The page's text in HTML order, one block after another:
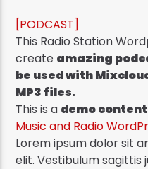
[PODCAST]
This Radio Station
create amazing
be used with
MP3 files.
This is a demo content
Music and Radio
Lorem ipsum dolor sit
elit. Vestibulum sagittis